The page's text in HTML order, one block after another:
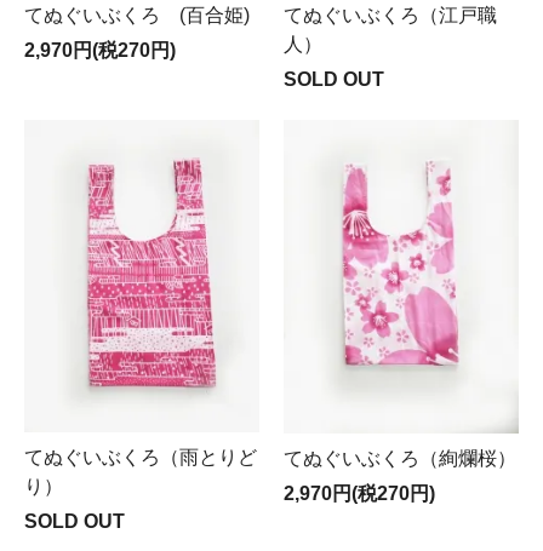
てぬぐいぶくろ (百合姫)
2,970円(税270円)
てぬぐいぶくろ（江戸職
人）
SOLD OUT
てぬぐいぶくろ（雨とりど
り）
SOLD OUT
てぬぐいぶくろ（絢爛桜）
2,970円(税270円)